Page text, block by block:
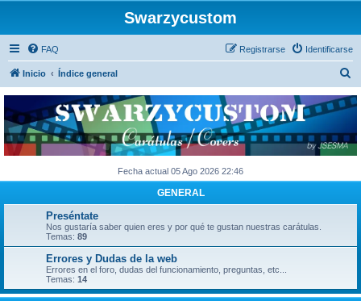
Swarzycustom
FAQ Identificarse
Registrarse
Inicio Índice general
c
Fecha actual 05 Ago 2026 22:46
GENERAL
Preséntate
Nos gustaría saber quien eres y por qué te gustan nuestras carátulas.
Temas: 89
Errores y Dudas de la web
Errores en el foro, dudas del funcionamiento, preguntas, etc...
Temas: 14